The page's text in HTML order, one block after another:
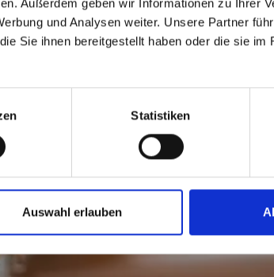
und Analysen weiter. Unsere Partner
Sie ihnen bereitgestellt haben oder die sie im
Statistiken
Auswahl erlauben